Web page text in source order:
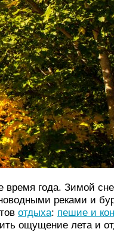
года. Зимой
реками и
отдыха: пешие и
ощущение лета и